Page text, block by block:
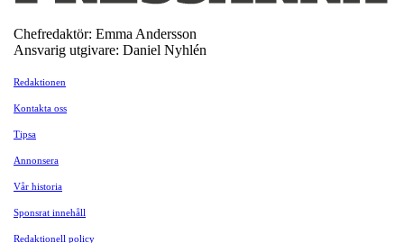
Chefredaktör: Emma Andersson
Ansvarig utgivare: Daniel Nyhlén
Redaktionen
Kontakta oss
Tipsa
Annonsera
Vår historia
Sponsrat innehåll
Redaktionell policy